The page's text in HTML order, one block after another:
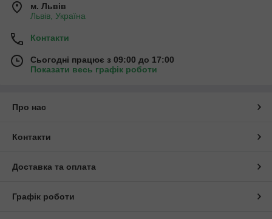
м. Львів
Львів, Україна
Контакти
Сьогодні працює з 09:00 до 17:00
Показати весь графік роботи
Про нас
Контакти
Доставка та оплата
Графік роботи